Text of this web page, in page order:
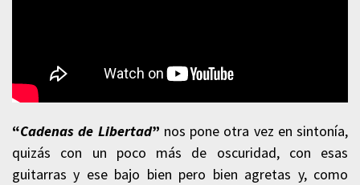
“Cadenas de Libertad” nos pone otra vez en sintonía,
quizás con un poco más de oscuridad, con esas
guitarras y ese bajo bien pero bien agretas y, como